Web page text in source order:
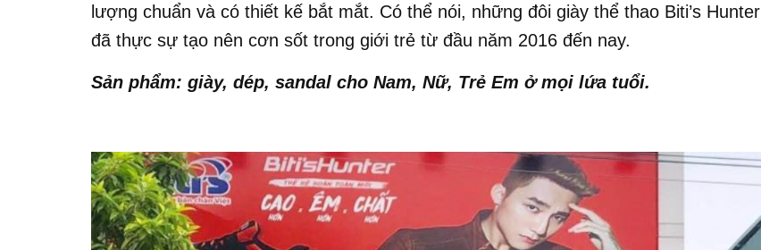
lượng chuẩn và có thiết kế bắt mắt. Có thể nói, những đôi giày thể thao Biti’s Hunter
đã thực sự tạo nên cơn sốt trong giới trẻ từ đầu năm 2016 đến nay.
Sản phẩm: giày, dép, sandal cho Nam, Nữ, Trẻ Em ở mọi lứa tuổi.